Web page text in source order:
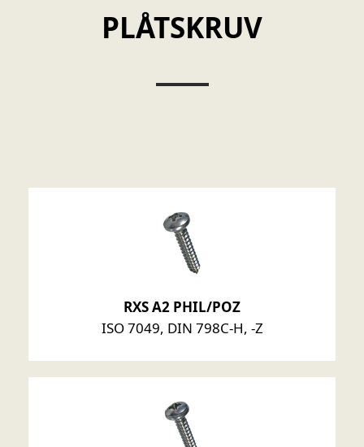
PLÅTSKRUV
RXS A2 PHIL/POZ
ISO 7049, DIN 798C-H, -Z